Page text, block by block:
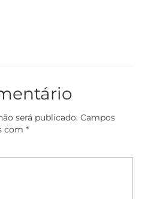
será publicado. Campos
com *